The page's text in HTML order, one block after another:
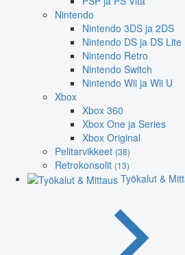
Nintendo
Nintendo 3DS ja 2DS
Nintendo DS ja DS Lite
Nintendo Retro
Nintendo Switch
Nintendo Wii ja Wii U
Xbox
Xbox 360
Xbox One ja Series
Xbox Original
Pelitarvikkeet (38)
Retrokonsolit (13)
Työkalut &